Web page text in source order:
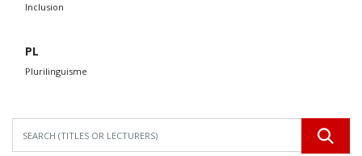
Inclusion
PL
Plurilinguisme